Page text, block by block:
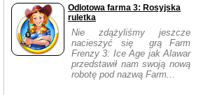
Odlotowa farma 3: Rosyjska
ruletka
Nie zdążyliśmy jeszcze
nacieszyć się grą Farm
Frenzy 3: Ice Age jak Alawar
przedstawił nam swoją nową
robotę pod nazwą Farm...